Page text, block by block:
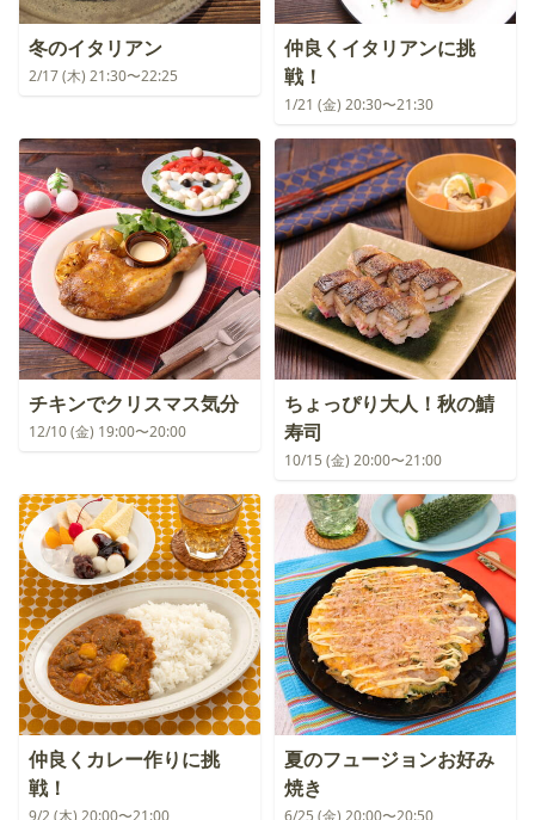
冬のイタリアン
2/17 (木) 21:30〜22:25
仲良くイタリアンに挑
戦！
1/21 (金) 20:30〜21:30
チキンでクリスマス気分
12/10 (金) 19:00〜20:00
ちょっぴり大人！秋の鯖
寿司
10/15 (金) 20:00〜21:00
仲良くカレー作りに挑
戦！
夏のフュージョンお好み
焼き